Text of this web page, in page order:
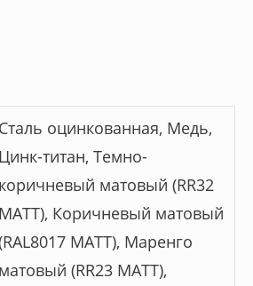
Сталь оцинкованная, Медь,
Цинк-титан, Темно-
коричневый матовый (RR32
МАТТ), Коричневый матовый
МАТТ), Маренго
матовый (RR23 МАТТ),